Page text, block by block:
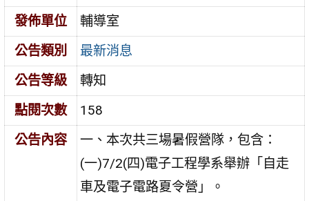
發佈單位
輔導室
公告類別
最新消息
公告等級
轉知
點閱次數
158
公告內容
一、本次共三場暑假營隊，包含：
(一)7/2(四)電子工程學系舉辦「自走
車及電子電路夏令營」。